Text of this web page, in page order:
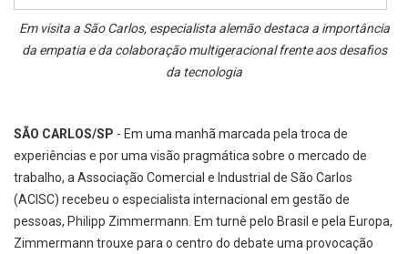
Em visita a São Carlos, especialista alemão destaca a importância
da empatia e da colaboração multigeracional frente aos desafios
da tecnologia
SÃO CARLOS/SP - Em uma manhã marcada pela troca de
experiências e por uma visão pragmática sobre o mercado de
trabalho, a Associação Comercial e Industrial de São Carlos
(ACISC) recebeu o especialista internacional em gestão de
pessoas, Philipp Zimmermann. Em turnê pelo Brasil e pela Europa,
Zimmermann trouxe para o centro do debate uma provocação